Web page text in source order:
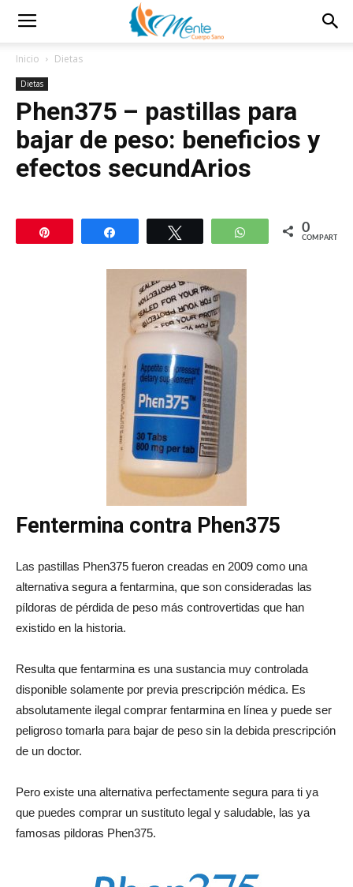
Inicio Dietas
Dietas
Phen375 – pastillas para
bajar de peso: beneficios y
efectos secundArios
Compartir WhatsApp
0
COMPARTIR
Fentermina contra Phen375
Las pastillas Phen375 fueron creadas en 2009 como una
alternativa segura a fentarmina, que son consideradas las
píldoras de pérdida de peso más controvertidas que han
existido en la historia.
Resulta que fentarmina es una sustancia muy controlada
disponible solamente por previa prescripción médica. Es
absolutamente ilegal comprar fentarmina en línea y puede ser
peligroso tomarla para bajar de peso sin la debida prescripción
de un doctor.
Pero existe una alternativa perfectamente segura para ti ya
que puedes comprar un sustituto legal y saludable, las ya
famosas pildoras Phen375.